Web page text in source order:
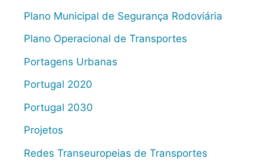
Plano Municipal de Segurança Rodoviária
Plano Operacional de Transportes
Portagens Urbanas
Portugal 2020
Portugal 2030
Projetos
Redes Transeuropeias de Transportes